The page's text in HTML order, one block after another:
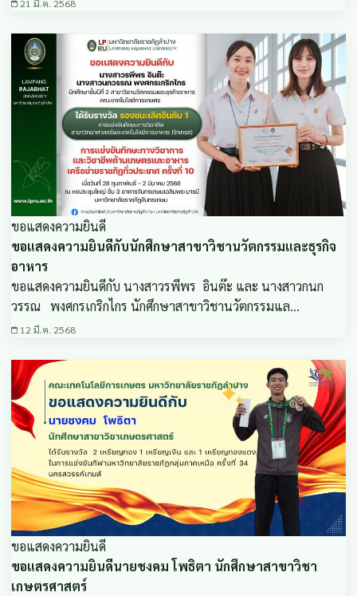
21 มี.ค. 2568
ขอแสดงความยินดี
ขอแสดงความยินดีกับนักศึกษาสาขาวิชานวัตกรรมและธุรกิจ
อาหาร
ขอแสดงความยินดีกับ นางสาวรพีพร อินต๊ะ และ นางสาวกนก
วรรณ พงศกรเกริกไกร นักศึกษาสาขาวิชานวัตกรรมแล…
12 มี.ค. 2568
ขอแสดงความยินดี
ขอแสดงความยินดีนายชงคม โพธิตา นักศึกษาสาขาวิชา
เกษตรศาสตร์